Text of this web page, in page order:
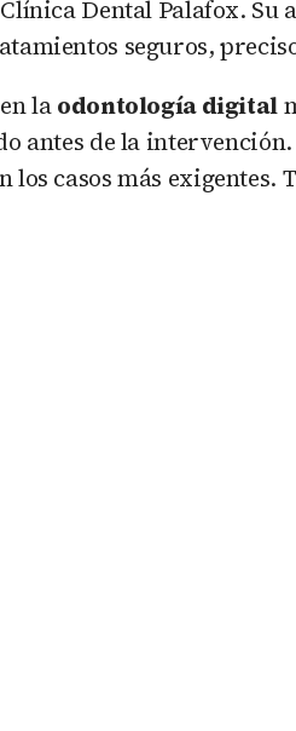
Dental Palafox.
seguros,
laodontología digital
antes de la
los casos más exigentes.